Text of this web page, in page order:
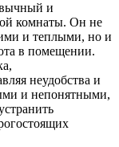
и
комнаты. Он не
и теплыми, но и
в помещении.
неудобства и
и непонятными,